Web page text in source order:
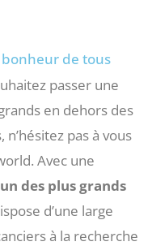
de tous
passer une
en dehors des
pas à vous
Avec une
des plus grands
d’une large
à la recherche